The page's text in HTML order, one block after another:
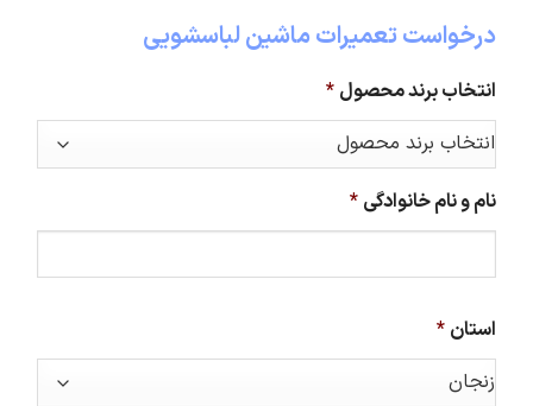
درخواست تعمیرات ماشین لباسشویی
انتخاب برند محصول *
نام و نام خانوادگی *
استان *